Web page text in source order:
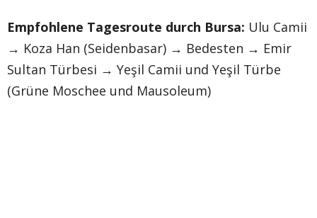
Empfohlene Tagesroute durch Bursa: Ulu Camii
→ Koza Han (Seidenbasar) → Bedesten → Emir
Sultan Türbesi → Yeşil Camii und Yeşil Türbe
(Grüne Moschee und Mausoleum)